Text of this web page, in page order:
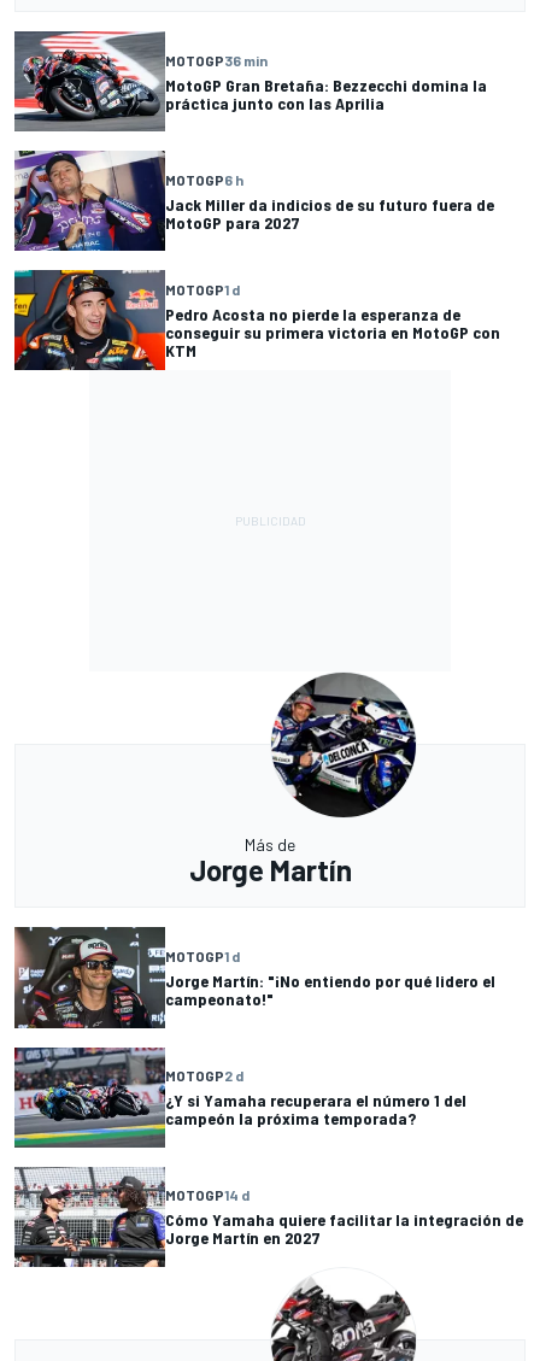
MOTOGP36 min
MotoGP Gran Bretaña: Bezzecchi domina la
práctica junto con las Aprilia
MOTOGP6 h
Jack Miller da indicios de su futuro fuera de
MotoGP para 2027
MOTOGP1 d
Pedro Acosta no pierde la esperanza de
conseguir su primera victoria en MotoGP con
KTM
Más de
Jorge Martín
MOTOGP1 d
Jorge Martín: "¡No entiendo por qué lidero el
campeonato!"
MOTOGP2 d
¿Y si Yamaha recuperara el número 1 del
campeón la próxima temporada?
MOTOGP14 d
Cómo Yamaha quiere facilitar la integración de
Jorge Martín en 2027